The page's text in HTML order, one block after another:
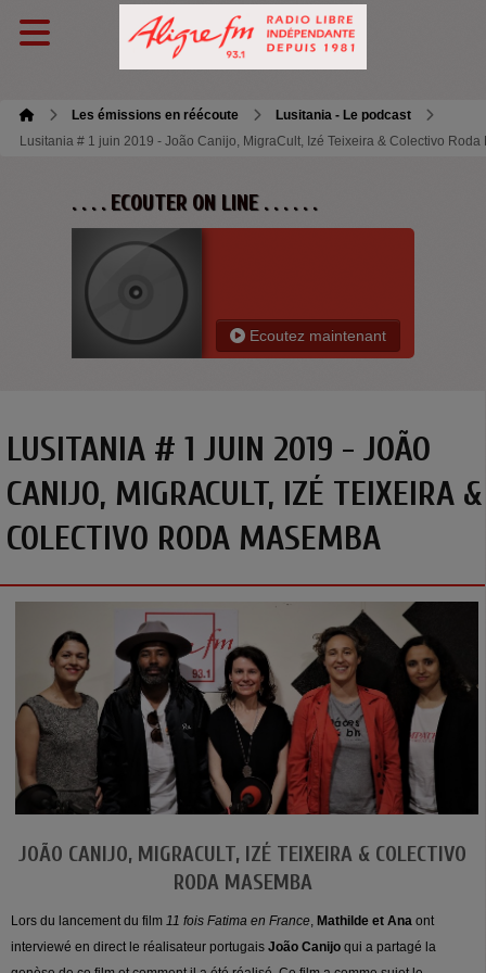
Les émissions en réécoute
Lusitania - Le podcast
Lusitania # 1 juin 2019 - João Canijo, MigraCult, Izé Teixeira & Colectivo Roda
. . . . ECOUTER ON LINE . . . . . .
Ecoutez maintenant
LUSITANIA # 1 JUIN 2019 - JOÃO
CANIJO, MIGRACULT, IZÉ TEIXEIRA &
COLECTIVO RODA MASEMBA
JOÃO CANIJO, MIGRACULT, IZÉ TEIXEIRA & COLECTIVO
RODA MASEMBA
Lors du lancement du film 11 fois Fatima en France Mathilde et Ana ont
interviewé en direct le réalisateur portugais João Canijo qui a partagé la